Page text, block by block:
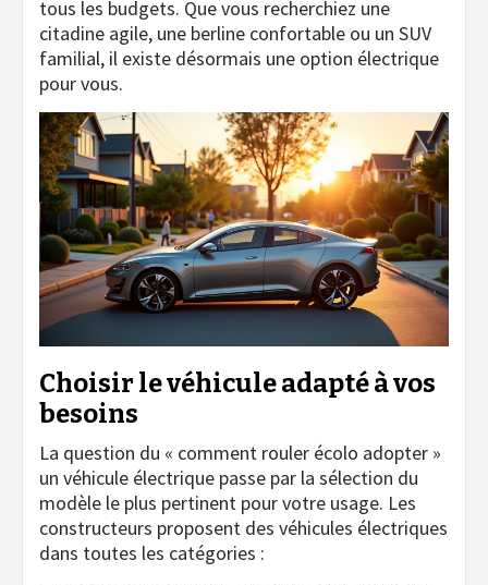
tous les budgets. Que vous recherchiez une
citadine agile, une berline confortable ou un SUV
familial, il existe désormais une option électrique
pour vous.
Choisir le véhicule adapté à vos
besoins
La question du « comment rouler écolo adopter »
un véhicule électrique passe par la sélection du
modèle le plus pertinent pour votre usage. Les
constructeurs proposent des véhicules électriques
dans toutes les catégories :